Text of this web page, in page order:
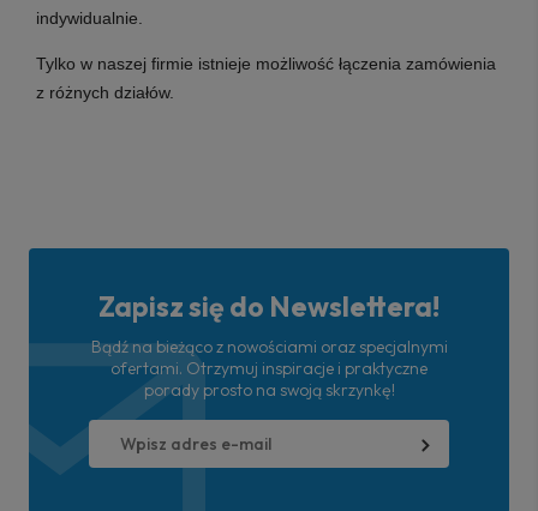
indywidualnie.
Tylko w naszej firmie istnieje możliwość łączenia zamówienia
z różnych działów.
Zapisz się do Newslettera!
Bądź na bieżąco z nowościami oraz specjalnymi
ofertami. Otrzymuj inspiracje i praktyczne
porady prosto na swoją skrzynkę!